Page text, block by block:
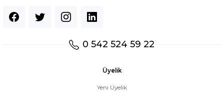
0 542 524 59 22
Üyelik
Yeni Üyelik